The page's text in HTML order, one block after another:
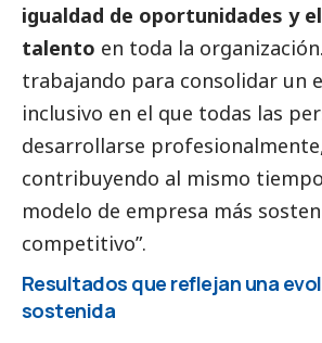
igualdad de oportunidades y
talento en toda la
trabajando para consolidar un
inclusivo en el que todas las
desarrollarse
contribuyendo al mismo
modelo de empresa más
competitivo”.
Resultados que reflejan una
sostenida